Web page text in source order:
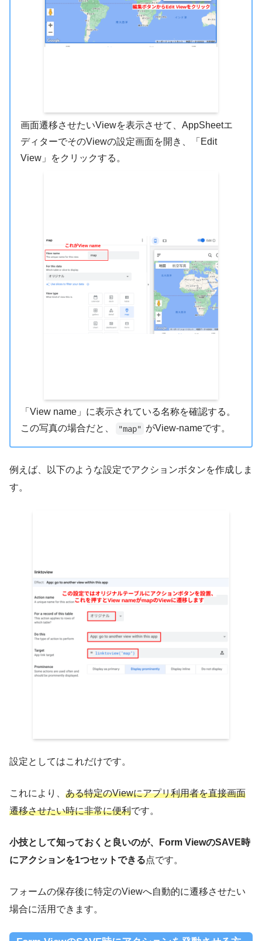
画面遷移させたいViewを表示させて、AppSheetエ
ディターでそのViewの設定画面を開き、「Edit
View」をクリックする。
「View name」に表示されている名称を確認する。
この写真の場合だと、
"map" がView-nameです。
例えば、以下のような設定でアクションボタンを作成しま
す。
設定としてはこれだけです。
これにより、 ある特定のViewにアプリ利用者を直接画面
遷移させたい時に非常に便利です。
小技として知っておくと良いのが、Form ViewのSAVE時
にアクションを1つセットできる点です。
フォームの保存後に特定のViewへ自動的に遷移させたい
場合に活用できます。